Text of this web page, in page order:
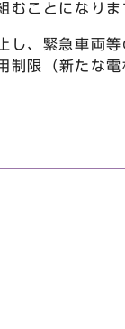
むことになりま
し、緊急車両等
限（新たな電